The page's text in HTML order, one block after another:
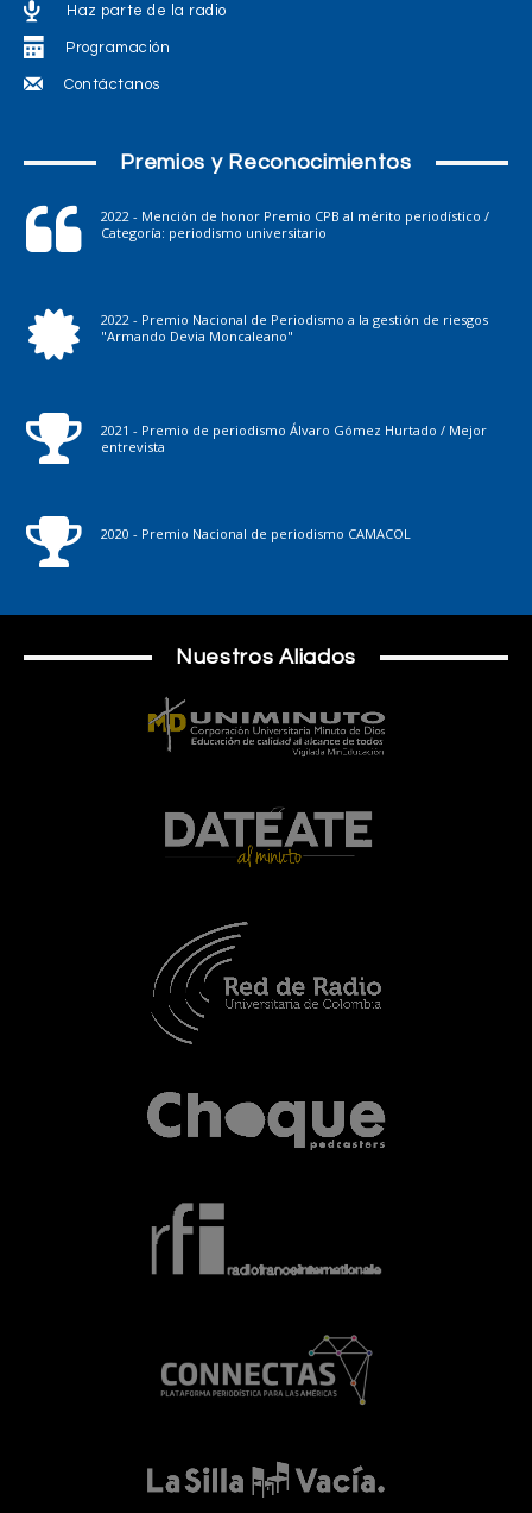
Haz parte de la radio
Programación
Contáctanos
Premios y Reconocimientos
2022 - Mención de honor Premio CPB al mérito periodístico /
Categoría: periodismo universitario
2022 - Premio Nacional de Periodismo a la gestión de riesgos
"Armando Devia Moncaleano"
2021 - Premio de periodismo Álvaro Gómez Hurtado / Mejor
entrevista
2020 - Premio Nacional de periodismo CAMACOL
Nuestros Aliados